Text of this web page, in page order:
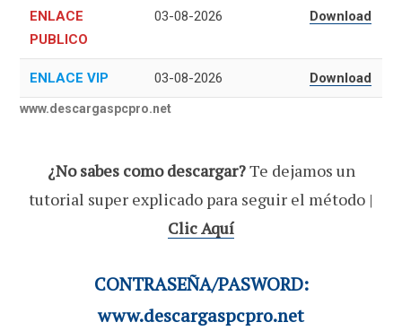
ENLACE
PUBLICO
03-08-2026 Download
ENLACE VIP 03-08-2026 Download
www.descargaspcpro.net
¿No sabes como descargar?Te dejamos un
tutorial super explicado para seguir el método |
Clic Aquí
CONTRASEÑA/PASWORD:
www.descargaspcpro.net